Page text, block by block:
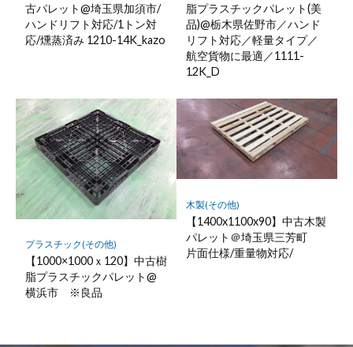
古パレット@埼玉県加須市/
ハンドリフト対応/1トン対
応/燻蒸済み 1210-14K_kazo
脂プラスチックパレット(美
品)@栃木県佐野市／ハンド
リフト対応／軽量タイプ／
航空貨物に最適／1111-
12K_D
プラスチック(その他)
【1000×1000ｘ120】中古樹
脂プラスチックパレット@
横浜市 ※良品
木製(その他)
【1400x1100x90】中古木製
パレット＠埼玉県三芳町
片面仕様/重量物対応/